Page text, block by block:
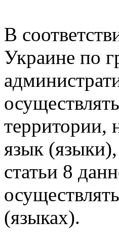
В
Украине по
территории,
язык (языки),
статьи 8
(языках).